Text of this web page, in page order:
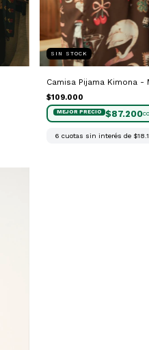
SIN STOCK
Camisa Pijama Kimona -
$109.000
$87.200
6 cuotas sin interés de